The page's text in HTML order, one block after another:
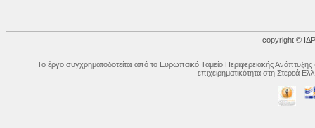
copyright ©
Το έργο συγχρηματοδοτείται από το Ευρωπαϊκό Ταμείο Περιφερειακής
επιχειρηματικότητα στη Στερεά